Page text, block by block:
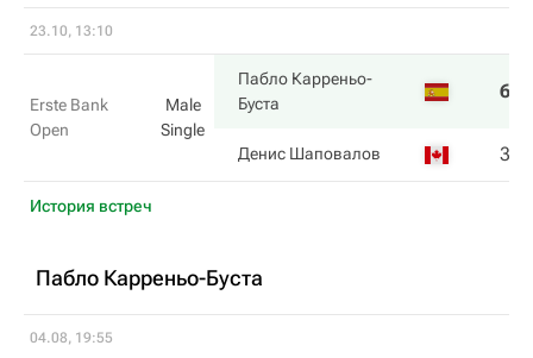
23.10, 13:10
Erste Bank
Open
Male
Single
Пабло Карреньо-
Буста
6
Денис Шаповалов 3
История встреч
Пабло Карреньо-Буста
04.08, 19:55